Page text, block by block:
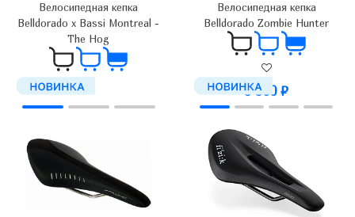
Велосипедная кепка
Belldorado x Bassi Montreal -
The Hog
3 300₽
Велосипедная кепка
Belldorado Zombie Hunter
3 300₽